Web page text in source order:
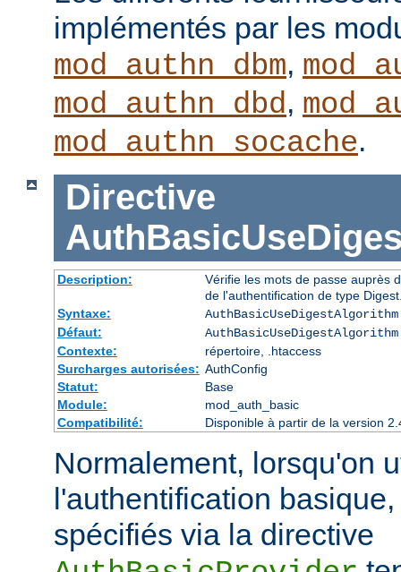
implémentés par les
mod_authn_dbm,
mod_authn_dbd,
mod_authn_socache.
Directive
Description:
Vérifie les mots de passe auprès
de l'authentification de type
Syntaxe:
Défaut:
Contexte:
répertoire, .htaccess
Surcharges autorisées: AuthConfig
Statut:
Base
Module:
mod_auth_basic
Compatibilité:
Disponible à partir de la version
Normalement, lorsqu'on
l'authentification
spécifiés via la directive